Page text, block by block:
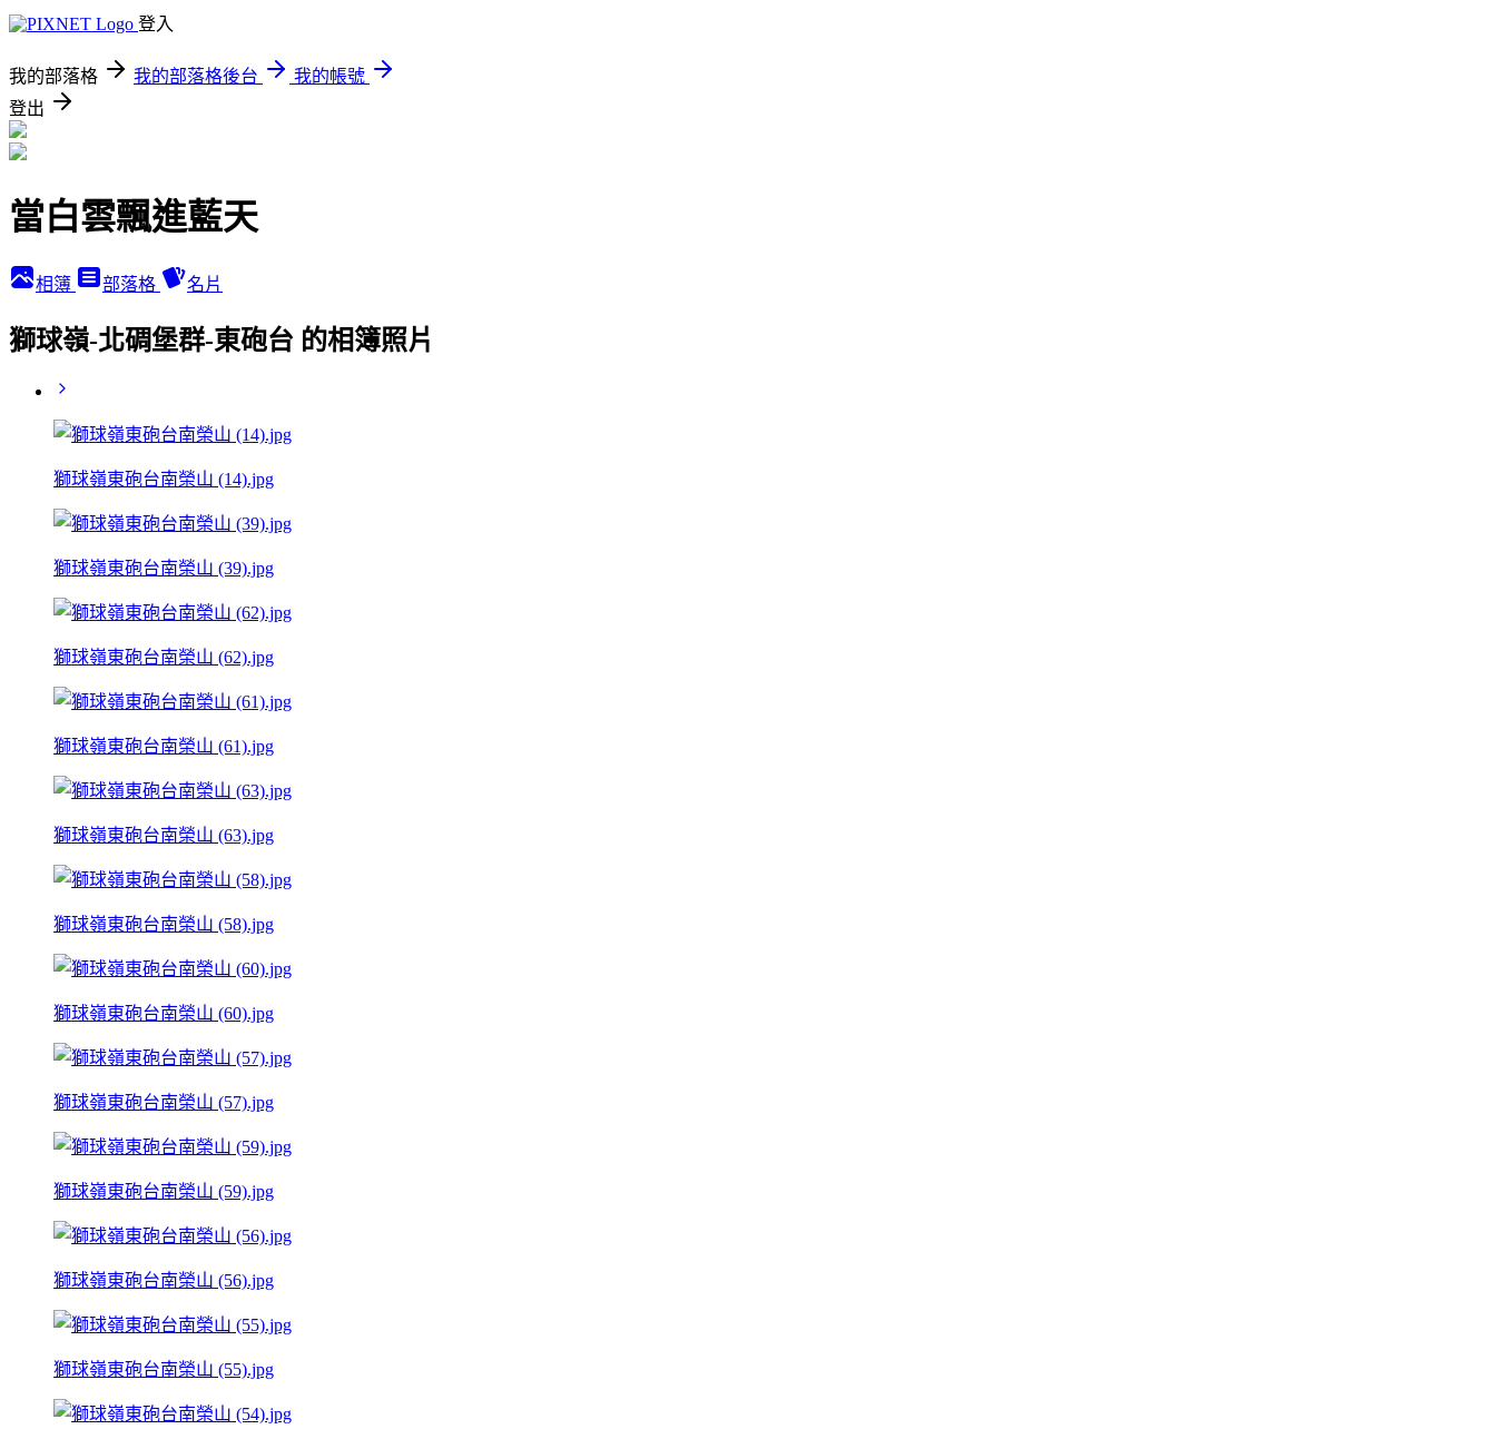
登入
我的部落格 我的部落格後台
我的帳號
登出
當白雲飄進藍天
相簿 部落格 名片
獅球嶺-北碉堡群-東砲台 的相簿照片
獅球嶺東砲台南榮山 (14).jpg
獅球嶺東砲台南榮山 (39).jpg
獅球嶺東砲台南榮山 (62).jpg
獅球嶺東砲台南榮山 (61).jpg
獅球嶺東砲台南榮山 (63).jpg
獅球嶺東砲台南榮山 (58).jpg
獅球嶺東砲台南榮山 (60).jpg
獅球嶺東砲台南榮山 (57).jpg
獅球嶺東砲台南榮山 (59).jpg
獅球嶺東砲台南榮山 (56).jpg
獅球嶺東砲台南榮山 (55).jpg